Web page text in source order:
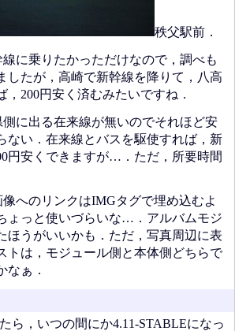
秩父駅前．
に乗りたかっただけなので，調べも
したが，高崎で新幹線を降りて，八高
，200円安く済むみたいですね．
に出る在来線が無いのでそれほど安
ない．在来線とバスを駆使すれば，新
円安くできますが…．ただ，所要時間
へのリンクはIMGタグで埋め込むよ
ょっと使いづらいな…．アルバムモジ
ほうがいいかも．ただ，写真周辺に表
トは，モジュール側と本体側どちらで
なぁ．
ら，いつの間にか4.11-STABLEになっ